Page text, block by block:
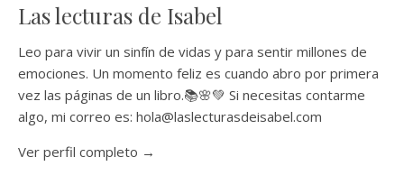
Las lecturas de Isabel
Leo para vivir un sinfín de vidas y para sentir millones de
emociones. Un momento feliz es cuando abro por primera
vez las páginas de un libro.📚🌸💚 Si necesitas contarme
algo, mi correo es: hola@laslecturasdeisabel.com
Ver perfil completo →